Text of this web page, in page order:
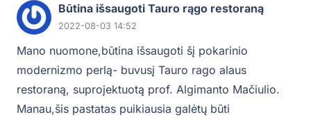
Būtina išsaugoti Tauro rągo restoraną
2022-08-03 14:52
Mano nuomone,būtina išsaugoti šį pokarinio
modernizmo perlą- buvusį Tauro rago alaus
restoraną, suprojektuotą prof. Algimanto Mačiulio.
Manau,šis pastatas puikiausia galėtų būti